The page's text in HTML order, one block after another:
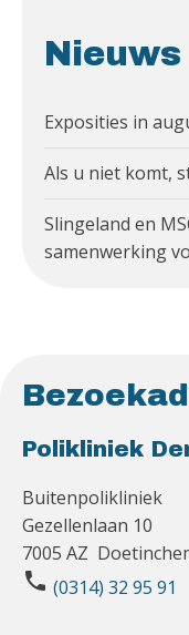
Nieuws
Exposities in
Als u niet komt,
Slingeland en
samenwerking
Polikliniek
Buitenpolikliniek
Gezellenlaan 10
7005 AZ
phone (0314) 32 95 91